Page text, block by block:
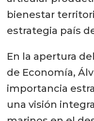
bienestar
estrategia país
En la apertura
de Economía,
importancia
una visión